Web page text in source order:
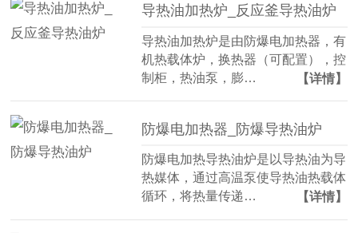
导热油加热炉_反应釜导热油炉
导热油加热炉是由防爆电加热器，有
机热载体炉，换热器（可配置），控
制柜，热油泵，膨…
【详情】
防爆电加热器_防爆导热油炉
防爆电加热导热油炉是以导热油为导
热媒体，通过高温泵使导热油热载体
循环，将热量传递…
【详情】